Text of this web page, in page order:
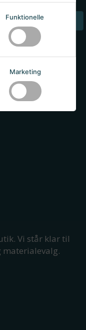
Funktionelle
Marketing
TILMELD
Vi står klar til